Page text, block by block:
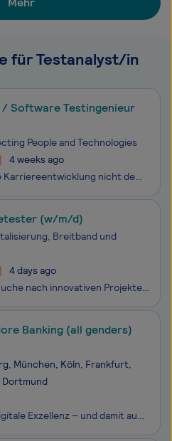
für Testanalyst/in
Software Testingenieur
People and Technologies
4 weeks ago
Du möchtest deine Karriereentwicklung nicht dem Zufall überlassen? Dann gehe mit uns gezielt den nächsten Schritt. Dazu bringen wir bei FERCHAU als eine der führenden europäischen Plattformen für Technologie-Dienstleistungen die smartesten und innovativsten Köpfe mit Unternehmen verschiedenster Bran
(w/m/d)
Breitband und
4 days ago
Wenn Sie auf der Suche nach innovativen Projekten sind, die Sie selbst aktiv mitgestalten können, dann sind Sie bei uns genau richtig! Wir stellen leistungsfähige und zukunftsorientierte E-Government-Anwendungen sowie zentrale Infrastrukturen für den Betrieb von IT-Systemen für den Freistaat Bayern
Banking (all genders)
München, Köln, Frankfurt,
adesso steht für digitale Exzellenz – und damit auch für vielfältige Entwicklungsmöglichkeiten für alle adessi. Wir wachsen gemeinsam und lernen voneinander: in anspruchsvollen Projekten, interdisziplinären Teams und mit zielgerichteten Trainingsangeboten. Wir haben IT im Herzen und den Erfolg unser